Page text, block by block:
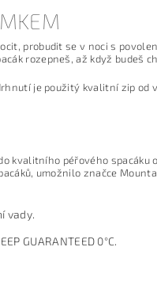
probudit se v noci s
rozepneš, až když budeš
je použitý kvalitní zip od
kvalitního péřového spacáku
umožnilo značce
vady.
GUARANTEED 0°C.